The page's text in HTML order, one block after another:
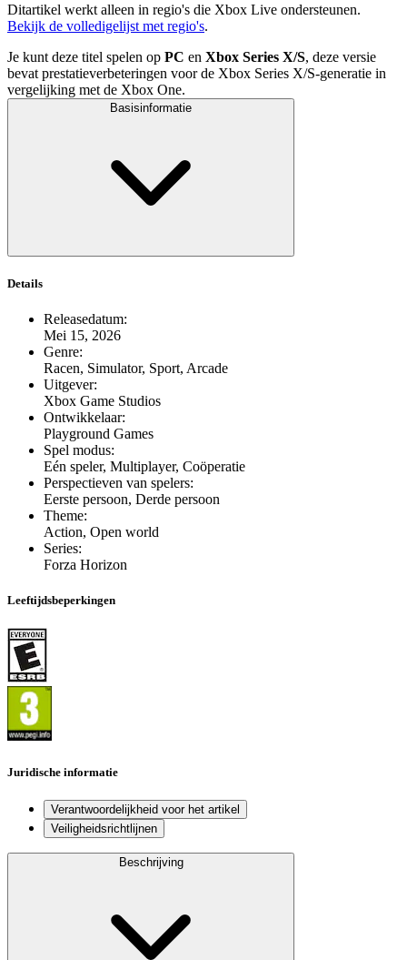
Ditartikel werkt alleen in regio's die Xbox Live ondersteunen.
Bekijk de volledigelijst met regio's.
Je kunt deze titel spelen op PC en Xbox Series X/S, deze versie
bevat prestatieverbeteringen voor de Xbox Series X/S-generatie in
vergelijking met de Xbox One.
Basisinformatie
Details
Releasedatum:
Mei 15, 2026
Genre:
Racen, Simulator, Sport, Arcade
Uitgever:
Xbox Game Studios
Ontwikkelaar:
Playground Games
Spel modus:
Eén speler, Multiplayer, Coöperatie
Perspectieven van spelers:
Eerste persoon, Derde persoon
Theme:
Action, Open world
Series:
Forza Horizon
Leeftijdsbeperkingen
Juridische informatie
Verantwoordelijkheid voor het artikel
Veiligheidsrichtlijnen
Beschrijving